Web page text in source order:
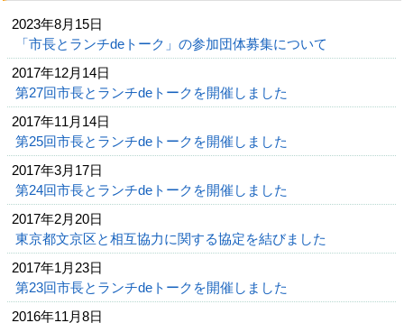
2023年8月15日
「市長とランチdeトーク」の参加団体募集について
2017年12月14日
第27回市長とランチdeトークを開催しました
2017年11月14日
第25回市長とランチdeトークを開催しました
2017年3月17日
第24回市長とランチdeトークを開催しました
2017年2月20日
東京都文京区と相互協力に関する協定を結びました
2017年1月23日
第23回市長とランチdeトークを開催しました
2016年11月8日